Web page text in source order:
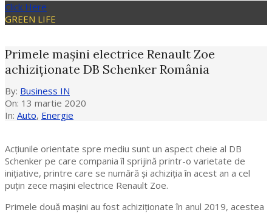
Click Here
GREEN LIFE
Primele mașini electrice Renault Zoe
achiziţionate DB Schenker România
By: Business IN
On: 13 martie 2020
In: Auto, Energie
Acţiunile orientate spre mediu sunt un aspect cheie al DB
Schenker pe care compania îl sprijină printr-o varietate de
iniţiative, printre care se numără şi achiziţia în acest an a cel
puţin zece maşini electrice Renault Zoe.
Primele două maşini au fost achiziţionate în anul 2019, acestea